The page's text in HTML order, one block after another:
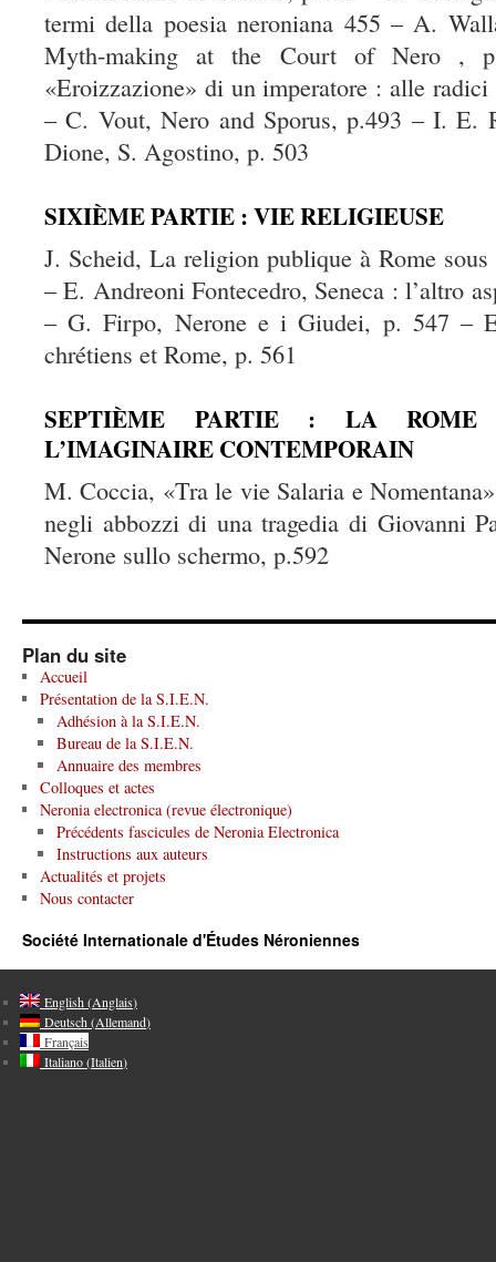
termi della poesia neroniana 455 – A.
Myth-making at the Court of Nero ,
«Eroizzazione» di un imperatore : alle
– C. Vout, Nero and Sporus, p.493 – I. E.
Dione, S. Agostino, p. 503
SIXIÈME PARTIE : VIE RELIGIEUSE
J. Scheid, La religion publique à Rome
– E. Andreoni Fontecedro, Seneca : l’altro
– G. Firpo, Nerone e i Giudei, p. 547 –
chrétiens et Rome, p. 561
SEPTIÈME PARTIE : LA ROME
L’IMAGINAIRE CONTEMPORAIN
M. Coccia, «Tra le vie Salaria e
negli abbozzi di una tragedia di Giovanni
Nerone sullo schermo, p.592
Plan du site
Accueil
Présentation de la S.I.E.N.
Adhésion à la S.I.E.N.
Bureau de la S.I.E.N.
Annuaire des membres
Colloques et actes
Neronia electronica (revue électronique)
Précédents fascicules de Neronia Electronica
Instructions aux auteurs
Actualités et projets
Nous contacter
Société Internationale d'Études Néroniennes
English (Anglais)
Deutsch (Allemand)
Français
Italiano(Italien)